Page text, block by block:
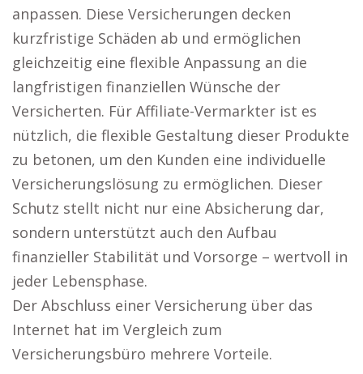
anpassen. Diese Versicherungen decken
kurzfristige Schäden ab und ermöglichen
gleichzeitig eine flexible Anpassung an die
langfristigen finanziellen Wünsche der
Versicherten. Für Affiliate-Vermarkter ist es
nützlich, die flexible Gestaltung dieser Produkte
zu betonen, um den Kunden eine individuelle
Versicherungslösung zu ermöglichen. Dieser
Schutz stellt nicht nur eine Absicherung dar,
sondern unterstützt auch den Aufbau
finanzieller Stabilität und Vorsorge – wertvoll in
jeder Lebensphase.
Der Abschluss einer Versicherung über das
Internet hat im Vergleich zum
Versicherungsbüro mehrere Vorteile.